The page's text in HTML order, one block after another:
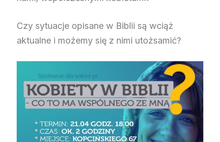
Czy sytuacje opisane w Biblii są wciąż
aktualne i możemy się z nimi utożsamić?